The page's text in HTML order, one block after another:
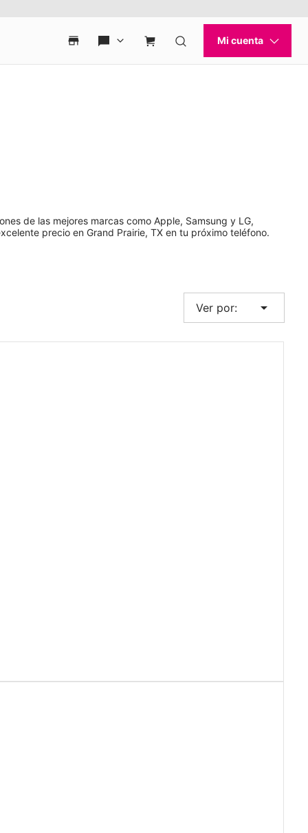
de las mejores marcas como Apple, Samsung y LG,
precio en Grand Prairie, TX en tu próximo teléfono.
Ver por: arrow_drop_down